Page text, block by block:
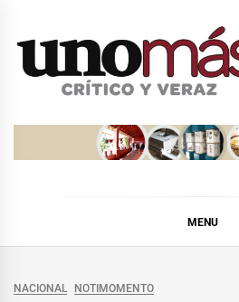
MENU
NACIONAL NOTIMOMENTO